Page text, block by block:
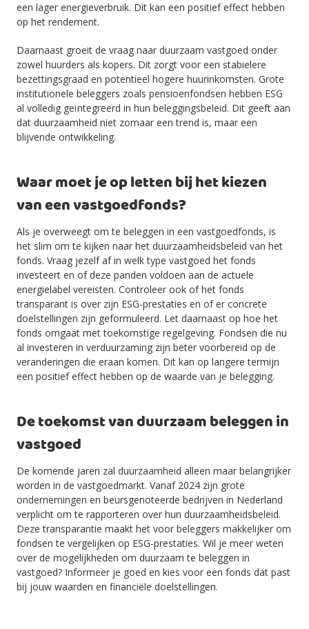
een lager energieverbruik. Dit kan een positief effect hebben
op het rendement.
Daarnaast groeit de vraag naar duurzaam vastgoed onder
zowel huurders als kopers. Dit zorgt voor een stabielere
bezettingsgraad en potentieel hogere huurinkomsten. Grote
institutionele beleggers zoals pensioenfondsen hebben ESG
al volledig geïntegreerd in hun beleggingsbeleid. Dit geeft aan
dat duurzaamheid niet zomaar een trend is, maar een
blijvende ontwikkeling.
Waar moet je op letten bij het kiezen
van een vastgoedfonds?
Als je overweegt om te beleggen in een vastgoedfonds, is
het slim om te kijken naar het duurzaamheidsbeleid van het
fonds. Vraag jezelf af in welk type vastgoed het fonds
investeert en of deze panden voldoen aan de actuele
energielabel vereisten. Controleer ook of het fonds
transparant is over zijn ESG-prestaties en of er concrete
doelstellingen zijn geformuleerd. Let daarnaast op hoe het
fonds omgaat met toekomstige regelgeving. Fondsen die nu
al investeren in verduurzaming zijn beter voorbereid op de
veranderingen die eraan komen. Dit kan op langere termijn
een positief effect hebben op de waarde van je belegging.
De toekomst van duurzaam beleggen in
vastgoed
De komende jaren zal duurzaamheid alleen maar belangrijker
worden in de vastgoedmarkt. Vanaf 2024 zijn grote
ondernemingen en beursgenoteerde bedrijven in Nederland
verplicht om te rapporteren over hun duurzaamheidsbeleid.
Deze transparantie maakt het voor beleggers makkelijker om
fondsen te vergelijken op ESG-prestaties. Wil je meer weten
over de mogelijkheden om duurzaam te beleggen in
vastgoed? Informeer je goed en kies voor een fonds dat past
bij jouw waarden en financiële doelstellingen.